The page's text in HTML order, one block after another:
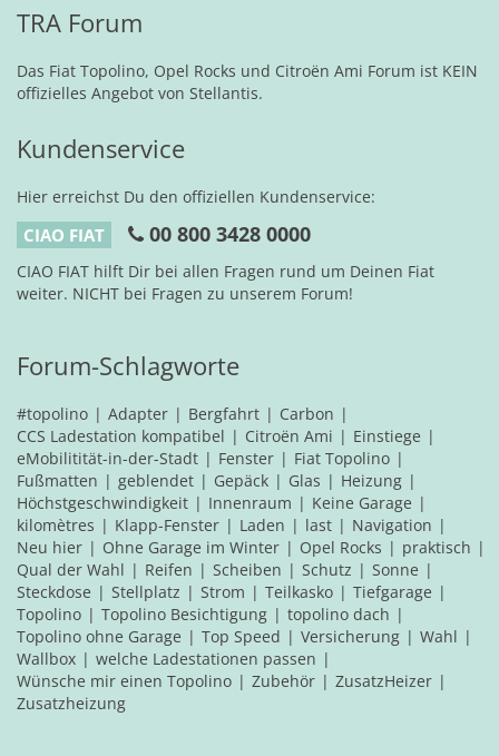
TRA Forum
Das Fiat Topolino, Opel Rocks und Citroën Ami Forum ist KEIN
offizielles Angebot von Stellantis.
Kundenservice
Hier erreichst Du den offiziellen Kundenservice:
CIAO FIAT 00 800 3428 0000
CIAO FIAT hilft Dir bei allen Fragen rund um Deinen Fiat
weiter. NICHT bei Fragen zu unserem Forum!
Forum-Schlagworte
#topolino Adapter Bergfahrt
Carbon
CCS Ladestation kompatibel
Citroën Ami
Einstiege
eMobilitität-in-der-Stadt
Fenster
Fiat Topolino
Fußmatten
geblendet Gepäck Glas
Heizung
Höchstgeschwindigkeit
Innenraum
Keine Garage
kilomètres
Klapp-Fenster Laden last
Navigation
Neu hier
Ohne Garage im Winter Opel Rocks
praktisch
Qual der Wahl
Reifen Scheiben Schutz
Sonne
Steckdose
Stellplatz Strom Teilkasko
Tiefgarage
Topolino
Topolino Besichtigung
topolino dach
Topolino ohne Garage
Top Speed Versicherung
Wahl
Wallbox
welche Ladestationen passen
Wünsche mir einen Topolino
Zubehör
ZusatzHeizer
Zusatzheizung